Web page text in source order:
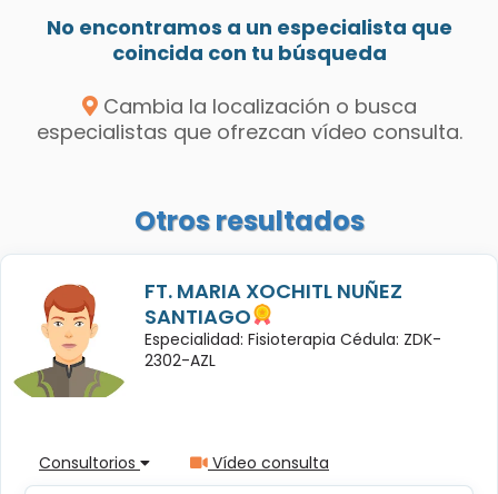
No encontramos a un especialista que
coincida con tu búsqueda
Cambia la localización o busca
especialistas que ofrezcan vídeo consulta.
Otros resultados
FT. MARIA XOCHITL NUÑEZ
SANTIAGO
Especialidad: Fisioterapia Cédula: ZDK-
2302-AZL
Consultorios Vídeo consulta